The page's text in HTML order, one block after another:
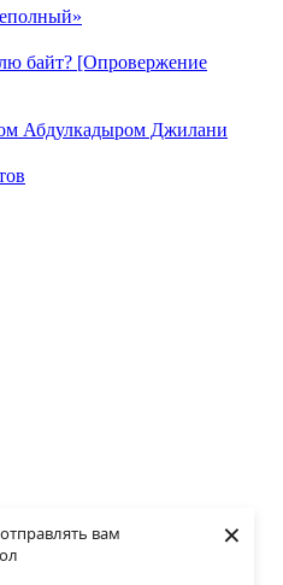
вам
×
байт? [Опровержение
Абдулкадыром Джилани
портал.